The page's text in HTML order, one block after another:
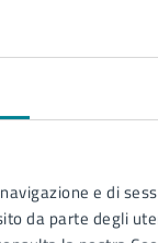
e di
da parte degli